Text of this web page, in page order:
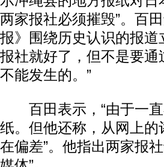
两家报社必须摧毁”。百
报》围绕历史认识的报道
报社就好了，但不是要
不能发生的。”
百田表示，“由于一直
纸。但他还称，从网上的
在偏差”。他指出两家报